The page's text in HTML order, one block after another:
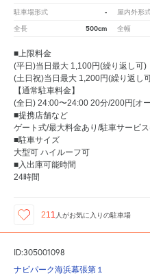
駐車場形式 - 屋内外形
全長 500cm 全幅
■上限料金
(平日)当日最大 1,100円(繰り返し可)
(土日祝)当日最大 1,200円(繰り返し
【通常駐車料金】
(全日) 24:00〜24:00 20分/200円[オ
■提携店舗など
ゲート式/最大料金あり/駐車サービ
■駐車サイズ
大型可 ハイルーフ可
■入出庫可能時間
24時間
211 人がお気に入りの駐車場
ID:305001098
ナビパーク海浜幕張第１